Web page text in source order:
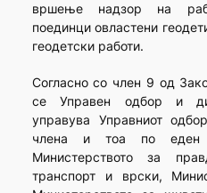
вршење надзор на
поединци овластени
геодетски работи.
Согласно со член 9 од
се Управен одбор и
управува Управниот
члена и тоа по еден
Министерството за
транспорт и врски,